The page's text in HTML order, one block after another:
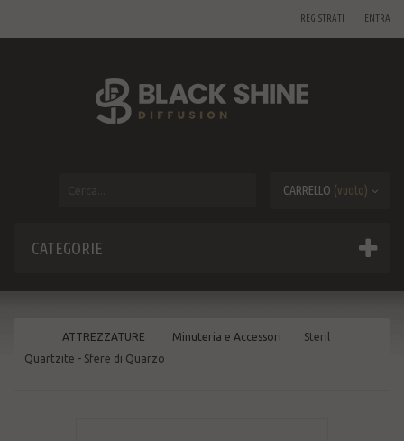
ENTRA
REGISTRATI
CARRELLO (vuoto)
CATEGORIE
ATTREZZATURE Minuteria e Accessori
Steril
Quartzite - Sfere di Quarzo